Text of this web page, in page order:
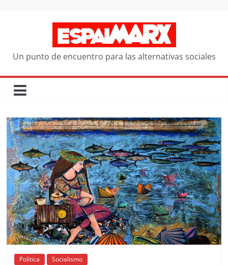
Un punto de encuentro para las alternativas sociales
Política Socialismo